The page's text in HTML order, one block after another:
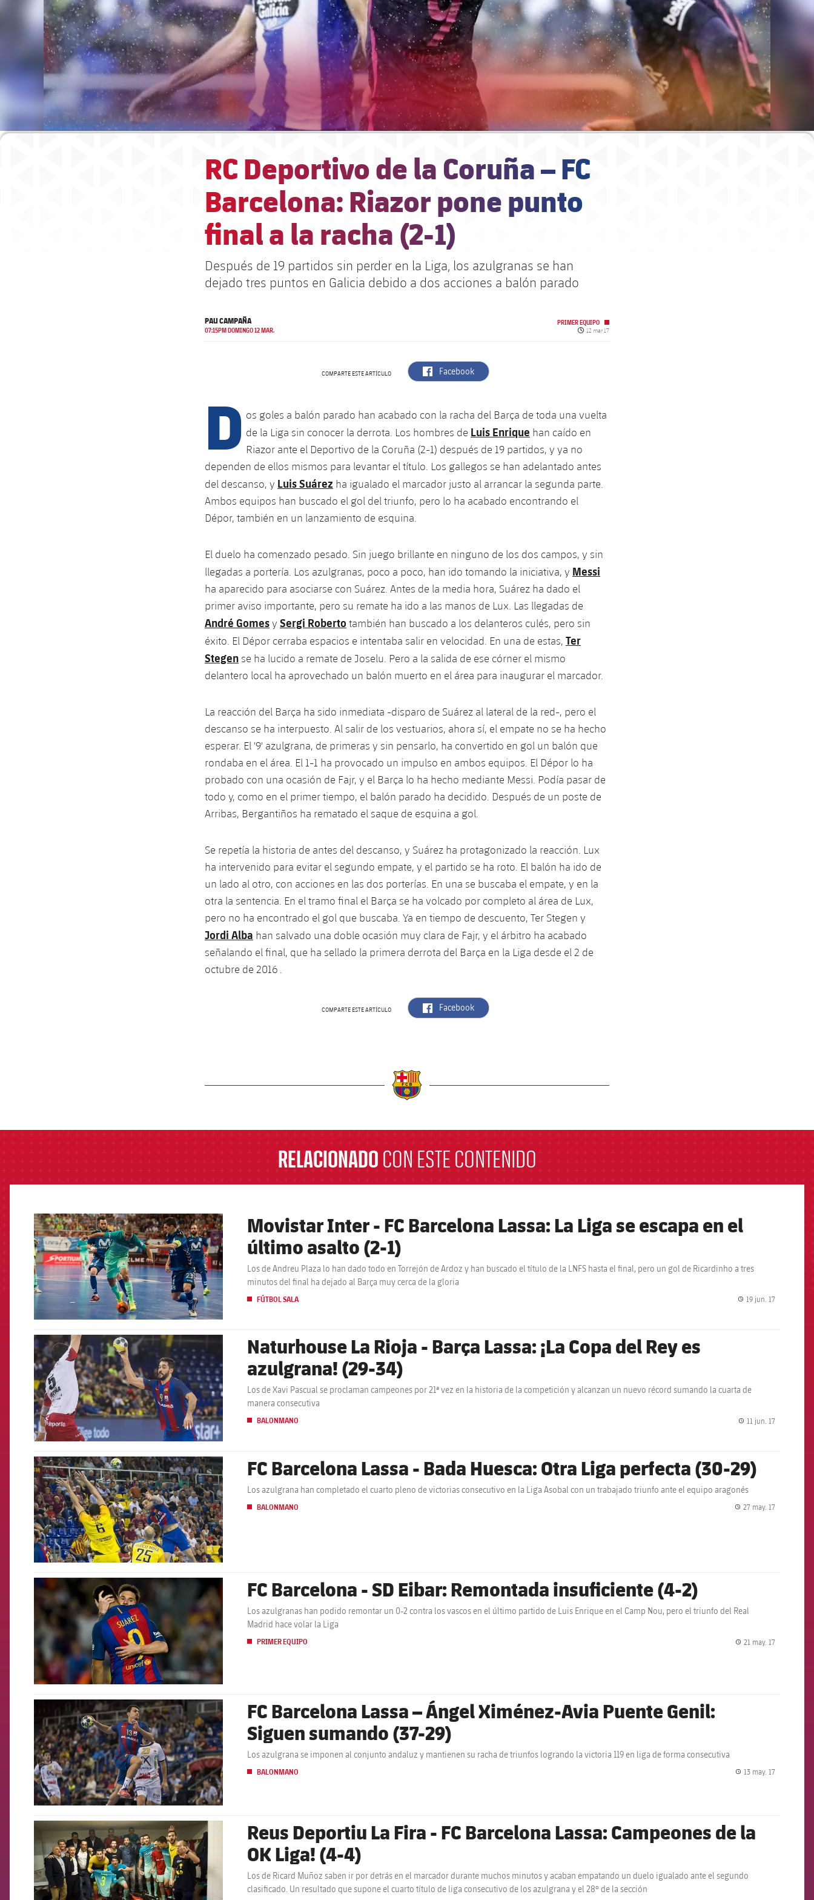
RC Deportivo de la Coruña – FC
Barcelona: Riazor pone punto
final a la racha (2-1)
Después de 19 partidos sin perder en la Liga, los azulgranas se han
dejado tres puntos en Galicia debido a dos acciones a balón parado
PAU CAMPAÑA
07:15PM DOMINGO 12 MAR.
PRIMER EQUIPO
Fecha de publicación
12 mar 17
COMPARTE ESTE ARTÍCULO label.aria.facebook
Facebook
D os goles a balón parado han acabado con la racha del Barça de toda una vuelta
de la Liga sin conocer la derrota. Los hombres de Luis Enrique han caído en
Riazor ante el Deportivo de la Coruña (2-1) después de 19 partidos, y ya no
dependen de ellos mismos para levantar el título. Los gallegos se han adelantado antes
del descanso, y Luis Suárez ha igualado el marcador justo al arrancar la segunda parte.
Ambos equipos han buscado el gol del triunfo, pero lo ha acabado encontrando el
Dépor, también en un lanzamiento de esquina.
El duelo ha comenzado pesado. Sin juego brillante en ninguno de los dos campos, y sin
llegadas a portería. Los azulgranas, poco a poco, han ido tomando la iniciativa, y Messi
ha aparecido para asociarse con Suárez. Antes de la media hora, Suárez ha dado el
primer aviso importante, pero su remate ha ido a las manos de Lux. Las llegadas de
André Gomesy Sergi Roberto también han buscado a los delanteros culés, pero sin
éxito. El Dépor cerraba espacios e intentaba salir en velocidad. En una de estas, Ter
Stegen se ha lucido a remate de Joselu. Pero a la salida de ese córner el mismo
delantero local ha aprovechado un balón muerto en el área para inaugurar el marcador.
La reacción del Barça ha sido inmediata -disparo de Suárez al lateral de la red-, pero el
descanso se ha interpuesto. Al salir de los vestuarios, ahora sí, el empate no se ha hecho
esperar. El '9' azulgrana, de primeras y sin pensarlo, ha convertido en gol un balón que
rondaba en el área. El 1-1 ha provocado un impulso en ambos equipos. El Dépor lo ha
probado con una ocasión de Fajr, y el Barça lo ha hecho mediante Messi. Podía pasar de
todo y, como en el primer tiempo, el balón parado ha decidido. Después de un poste de
Arribas, Bergantiños ha rematado el saque de esquina a gol.
Se repetía la historia de antes del descanso, y Suárez ha protagonizado la reacción. Lux
ha intervenido para evitar el segundo empate, y el partido se ha roto. El balón ha ido de
un lado al otro, con acciones en las dos porterías. En una se buscaba el empate, y en la
otra la sentencia. En el tramo final el Barça se ha volcado por completo al área de Lux,
pero no ha encontrado el gol que buscaba. Ya en tiempo de descuento, Ter Stegen y
Jordi Alba han salvado una doble ocasión muy clara de Fajr, y el árbitro ha acabado
señalando el final, que ha sellado la primera derrota del Barça en la Liga desde el 2 de
octubre de 2016 .
COMPARTE ESTE ARTÍCULO label.aria.facebook
Facebook
RELACIONADO CON ESTE CONTENIDO
FCB Barcelona badge
Movistar Inter - FC Barcelona Lassa: La Liga se escapa en el
último asalto (2-1)
Los de Andreu Plaza lo han dado todo en Torrejón de Ardoz y han buscado el título de la LNFS hasta el final, pero un gol de Ricardinho a tres
minutos del final ha dejado al Barça muy cerca de la gloria
FÚTBOL SALA 19 jun. 17
FCB Barcelona badge
Naturhouse La Rioja - Barça Lassa: ¡La Copa del Rey es
azulgrana! (29-34)
Los de Xavi Pascual se proclaman campeones por 21ª vez en la historia de la competición y alcanzan un nuevo récord sumando la cuarta de
manera consecutiva
BALONMANO 11 jun. 17
FCB Barcelona badge FC Barcelona Lassa - Bada Huesca: Otra Liga perfecta (30-29)
Los azulgrana han completado el cuarto pleno de victorias consecutivo en la Liga Asobal con un trabajado triunfo ante el equipo aragonés
BALONMANO 27 may. 17
FCB Barcelona badge FC Barcelona - SD Eibar: Remontada insuficiente (4-2)
Los azulgranas han podido remontar un 0-2 contra los vascos en el último partido de Luis Enrique en el Camp Nou, pero el triunfo del Real
Madrid hace volar la Liga
PRIMER EQUIPO 21 may. 17
FCB Barcelona badge
FC Barcelona Lassa – Ángel Ximénez-Avia Puente Genil:
Siguen sumando (37-29)
Los azulgrana se imponen al conjunto andaluz y mantienen su racha de triunfos logrando la victoria 119 en liga de forma consecutiva
BALONMANO 13 may. 17
FCB Barcelona badge
Reus Deportiu La Fira - FC Barcelona Lassa: Campeones de la
OK Liga! (4-4)
Los de Ricard Muñoz saben ir por detrás en el marcador durante muchos minutos y acaban empatando un duelo igualado ante el segundo
clasificado. Un resultado que supone el cuarto título de liga consecutivo de los azulgrana y el 28º de la sección